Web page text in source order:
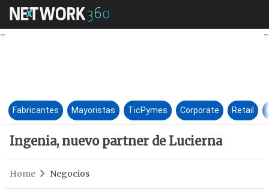
Ingenia, nuevo partner de
Fabricantes Mayoristas TicPymes Corporate Retail
Ingenia, nuevo partner de Lucierna
Home Negocios